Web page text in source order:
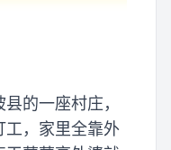
的一座村庄，
工，家里全靠外